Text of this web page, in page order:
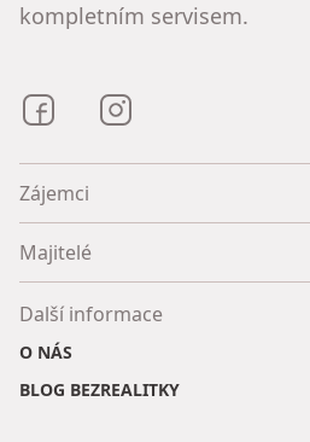
kompletním servisem.
Bezrealitky na Facebooku
Zájemci
Majitelé
Další informace
O NÁS
BLOG BEZREALITKY